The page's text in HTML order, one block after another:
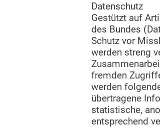
Datenschutz
Gestützt auf
des Bundes
Schutz vor
werden streng
fremden
werden
übertragene
statistische,
entsprechend